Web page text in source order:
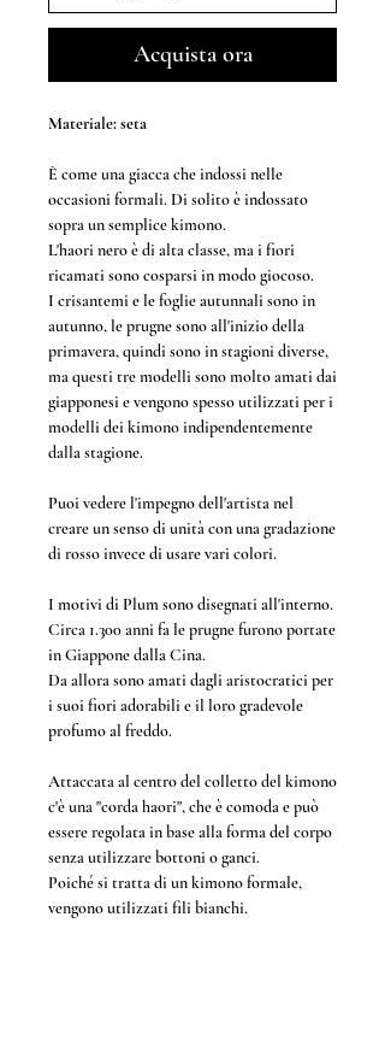
Acquista ora
Materiale: seta
È come una giacca che indossi nelle
occasioni formali. Di solito è indossato
sopra un semplice kimono.
L'haori nero è di alta classe, ma i fiori
ricamati sono cosparsi in modo giocoso.
I crisantemi e le foglie autunnali sono in
autunno, le prugne sono all'inizio della
primavera, quindi sono in stagioni diverse,
ma questi tre modelli sono molto amati dai
giapponesi e vengono spesso utilizzati per i
modelli dei kimono indipendentemente
dalla stagione.
Puoi vedere l'impegno dell'artista nel
creare un senso di unità con una gradazione
di rosso invece di usare vari colori.
I motivi di Plum sono disegnati all'interno.
Circa 1.300 anni fa le prugne furono portate
in Giappone dalla Cina.
Da allora sono amati dagli aristocratici per
i suoi fiori adorabili e il loro gradevole
profumo al freddo.
Attaccata al centro del colletto del kimono
c'è una "corda haori", che è comoda e può
essere regolata in base alla forma del corpo
senza utilizzare bottoni o ganci.
Poiché si tratta di un kimono formale,
vengono utilizzati fili bianchi.